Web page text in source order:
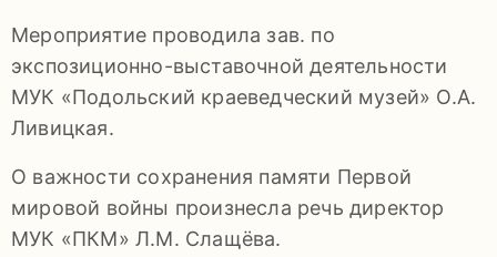
Заявление
конфиденциальности
Мероприятие проводила зав. по
экспозиционно-выставочной деятельности
МУК «Подольский краеведческий музей» О.А.
Ливицкая.
О важности сохранения памяти Первой
мировой войны произнесла речь директор
МУК «ПКМ» Л.М. Слащёва.